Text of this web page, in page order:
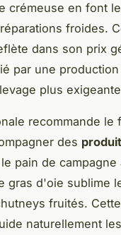
crémeuse en font
froides.
dans son prix
par une
plus
recommande le
des
pain de campagne
gras d'oie sublime
fruités. Cette
naturellement